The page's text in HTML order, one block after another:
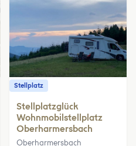
Stellplatz
Stellplatzglück
Wohnmobilstellplatz
Oberharmersbach
Oberharmersbach